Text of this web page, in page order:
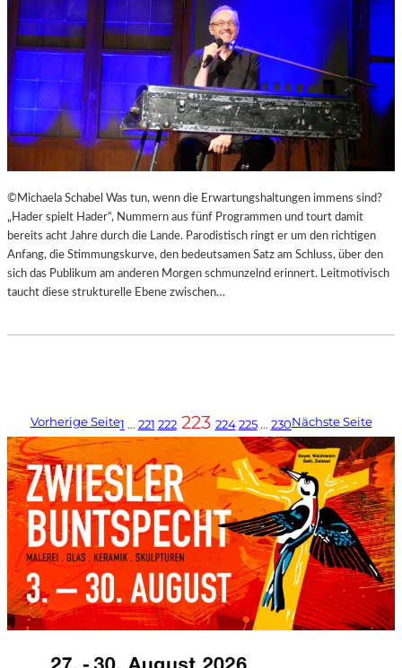
©Michaela Schabel Was tun, wenn die Erwartungshaltungen immens sind?
„Hader spielt Hader“, Nummern aus fünf Programmen und tourt damit
bereits acht Jahre durch die Lande. Parodistisch ringt er um den richtigen
Anfang, die Stimmungskurve, den bedeutsamen Satz am Schluss, über den
sich das Publikum am anderen Morgen schmunzelnd erinnert. Leitmotivisch
taucht diese strukturelle Ebene zwischen…
Vorherige Seite1 … 221 222 223 224 225 … 230Nächste Seite